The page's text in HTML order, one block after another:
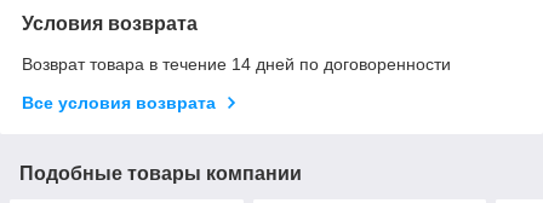
Условия возврата
Возврат товара в течение 14 дней по договоренности
Все условия возврата
Подобные товары компании